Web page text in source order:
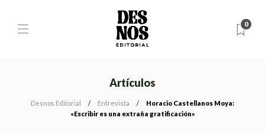
0
Artículos
Desnos Editorial Entrevista
Horacio Castellanos Moya:
«Escribir es una extraña gratificación»